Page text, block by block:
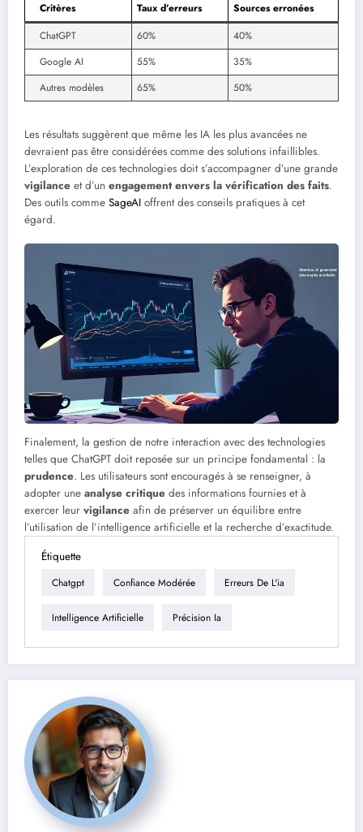
Critères Taux d’erreurs
Sources erronées
ChatGPT
60%
40%
Google AI
55%
35%
Autres modèles
65% 50%
Les résultats suggèrent que même les IA les plus avancées ne
devraient pas être considérées comme des solutions infaillibles.
L’exploration de ces technologies doit s’accompagner d’une grande
vigilance et d’un engagement envers la vérification des faits.
Des outils comme SageAI offrent des conseils pratiques à cet
égard.
Finalement, la gestion de notre interaction avec des technologies
telles que ChatGPT doit reposée sur un principe fondamental : la
prudence. Les utilisateurs sont encouragés à se renseigner, à
adopter une analyse critique des informations fournies et à
exercer leur vigilance afin de préserver un équilibre entre
l’utilisation de l’intelligence artificielle et la recherche d’exactitude.
Étiquette
Chatgpt Confiance Modérée Erreurs De L'ia
Intelligence Artificielle Précision Ia